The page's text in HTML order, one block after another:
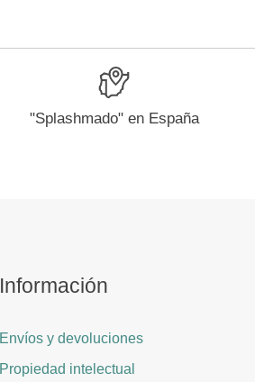
"Splashmado" en España
Información
Envíos y devoluciones
Propiedad intelectual